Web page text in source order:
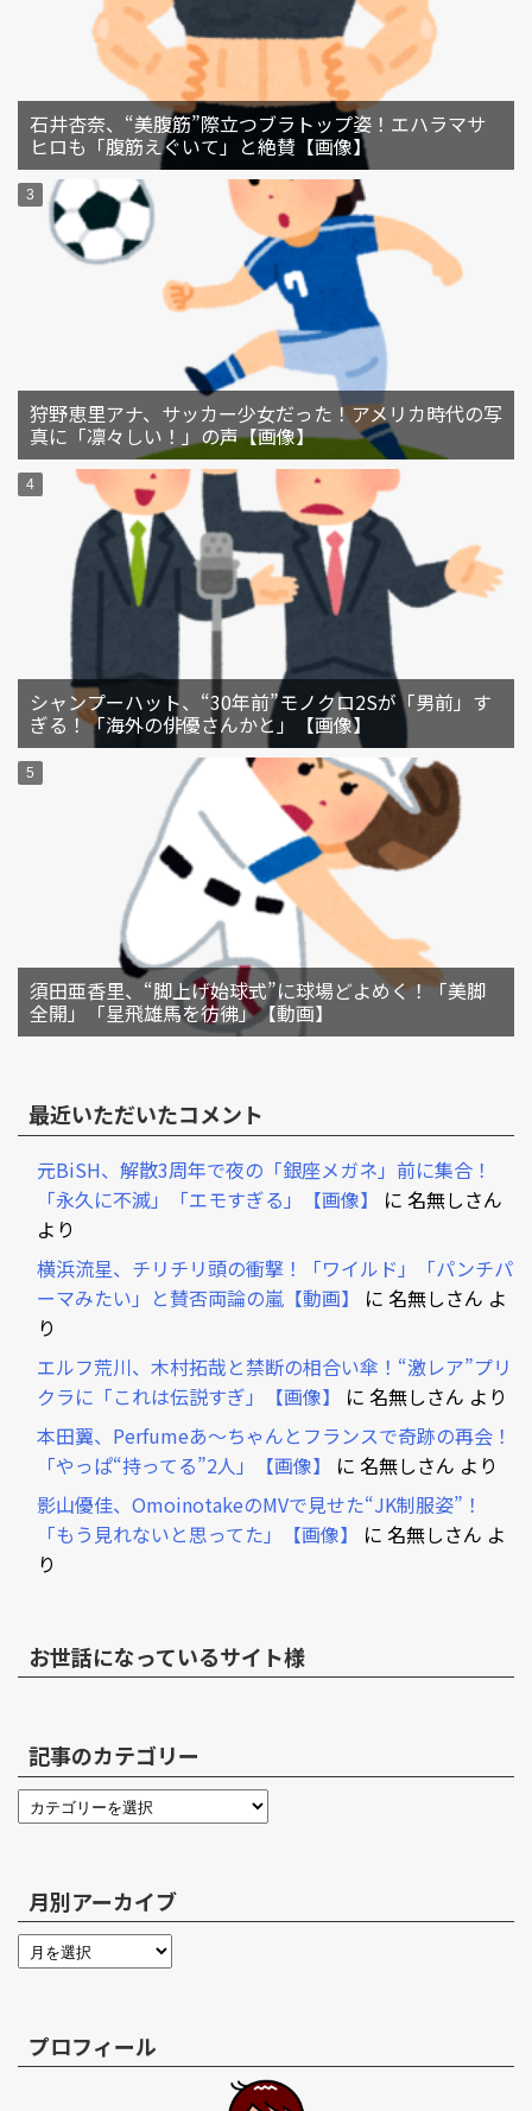
石井杏奈、“美腹筋”際立つブラトップ姿！エハラマサ
ヒロも「腹筋えぐいて」と絶賛【画像】
狩野恵里アナ、サッカー少女だった！アメリカ時代の写
真に「凛々しい！」の声【画像】
シャンプーハット、“30年前”モノクロ2Sが「男前」す
ぎる！「海外の俳優さんかと」【画像】
須田亜香里、“脚上げ始球式”に球場どよめく！「美脚
全開」「星飛雄馬を彷彿」【動画】
最近いただいたコメント
元BiSH、解散3周年で夜の「銀座メガネ」前に集合！
「永久に不滅」「エモすぎる」【画像】
に 名無しさん
より
横浜流星、チリチリ頭の衝撃！「ワイルド」「パンチパ
ーマみたい」と賛否両論の嵐【動画】
に 名無しさん よ
り
エルフ荒川、木村拓哉と禁断の相合い傘！“激レア”プリ
クラに「これは伝説すぎ」【画像】
に 名無しさん より
本田翼、Perfumeあ～ちゃんとフランスで奇跡の再会！
「やっぱ“持ってる”2人」【画像】
に 名無しさん より
影山優佳、OmoinotakeのMVで見せた“JK制服姿”！
「もう見れないと思ってた」【画像】
に 名無しさん よ
り
お世話になっているサイト様
記事のカテゴリー
月別アーカイブ
プロフィール